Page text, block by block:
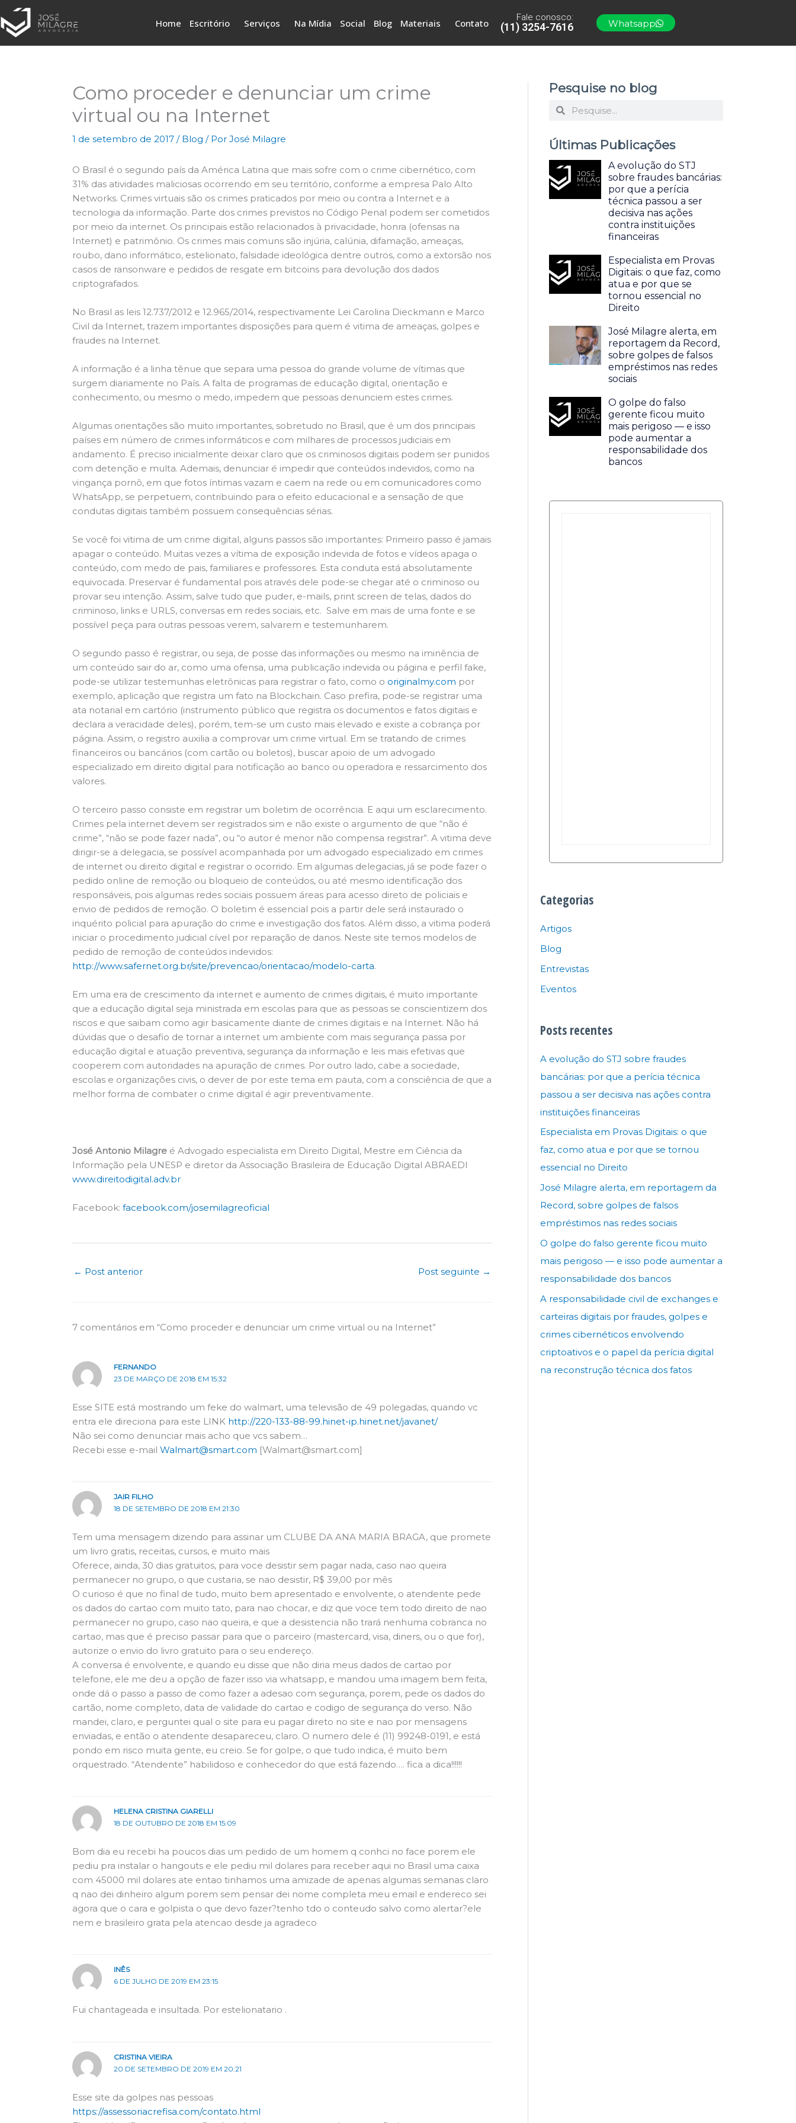
para
conteúdo
Home Escritório Serviços Na Mídia Social Blog Materiais Contato Fale conosco:
(11) 3254-7616 Whatsapp
Como proceder e denunciar um crime
virtual ou na Internet
1 de setembro de 2017 / Blog / Por José Milagre
O Brasil é o segundo país da América Latina que mais sofre com o crime cibernético, com
31% das atividades maliciosas ocorrendo em seu território, conforme a empresa Palo Alto
Networks. Crimes virtuais são os crimes praticados por meio ou contra a Internet e a
tecnologia da informação. Parte dos crimes previstos no Código Penal podem ser cometidos
por meio da internet. Os principais estão relacionados à privacidade, honra (ofensas na
Internet) e patrimônio. Os crimes mais comuns são injúria, calúnia, difamação, ameaças,
roubo, dano informático, estelionato, falsidade ideológica dentre outros, como a extorsão nos
casos de ransonware e pedidos de resgate em bitcoins para devolução dos dados
criptografados.
No Brasil as leis 12.737/2012 e 12.965/2014, respectivamente Lei Carolina Dieckmann e Marco
Civil da Internet, trazem importantes disposições para quem é vitima de ameaças, golpes e
fraudes na Internet.
A informação é a linha tênue que separa uma pessoa do grande volume de vítimas que
surgem diariamente no País. A falta de programas de educação digital, orientação e
conhecimento, ou mesmo o medo, impedem que pessoas denunciem estes crimes.
Algumas orientações são muito importantes, sobretudo no Brasil, que é um dos principais
países em número de crimes informáticos e com milhares de processos judiciais em
andamento. É preciso inicialmente deixar claro que os criminosos digitais podem ser punidos
com detenção e multa. Ademais, denunciar é impedir que conteúdos indevidos, como na
vingança pornô, em que fotos íntimas vazam e caem na rede ou em comunicadores como
WhatsApp, se perpetuem, contribuindo para o efeito educacional e a sensação de que
condutas digitais também possuem consequências sérias.
Se você foi vitima de um crime digital, alguns passos são importantes: Primeiro passo é jamais
apagar o conteúdo. Muitas vezes a vítima de exposição indevida de fotos e vídeos apaga o
conteúdo, com medo de pais, familiares e professores. Esta conduta está absolutamente
equivocada. Preservar é fundamental pois através dele pode-se chegar até o criminoso ou
provar seu intenção. Assim, salve tudo que puder, e-mails, print screen de telas, dados do
criminoso, links e URLS, conversas em redes sociais, etc. Salve em mais de uma fonte e se
possível peça para outras pessoas verem, salvarem e testemunharem.
O segundo passo é registrar, ou seja, de posse das informações ou mesmo na iminência de
um conteúdo sair do ar, como uma ofensa, uma publicação indevida ou página e perfil fake,
pode-se utilizar testemunhas eletrônicas para registrar o fato, como o originalmy.com por
exemplo, aplicação que registra um fato na Blockchain. Caso prefira, pode-se registrar uma
ata notarial em cartório (instrumento público que registra os documentos e fatos digitais e
declara a veracidade deles), porém, tem-se um custo mais elevado e existe a cobrança por
página. Assim, o registro auxilia a comprovar um crime virtual. Em se tratando de crimes
financeiros ou bancários (com cartão ou boletos), buscar apoio de um advogado
especializado em direito digital para notificação ao banco ou operadora e ressarcimento dos
valores.
O terceiro passo consiste em registrar um boletim de ocorrência. E aqui um esclarecimento.
Crimes pela internet devem ser registrados sim e não existe o argumento de que “não é
crime”, “não se pode fazer nada”, ou “o autor é menor não compensa registrar”. A vitima deve
dirigir-se a delegacia, se possível acompanhada por um advogado especializado em crimes
de internet ou direito digital e registrar o ocorrido. Em algumas delegacias, já se pode fazer o
pedido online de remoção ou bloqueio de conteúdos, ou até mesmo identificação dos
responsáveis, pois algumas redes sociais possuem áreas para acesso direto de policiais e
envio de pedidos de remoção. O boletim é essencial pois a partir dele será instaurado o
inquérito policial para apuração do crime e investigação dos fatos. Além disso, a vitima poderá
iniciar o procedimento judicial cível por reparação de danos. Neste site temos modelos de
pedido de remoção de conteúdos indevidos:
http://www.safernet.org.br/site/prevencao/orientacao/modelo-carta.
Em uma era de crescimento da internet e aumento de crimes digitais, é muito importante
que a educação digital seja ministrada em escolas para que as pessoas se conscientizem dos
riscos e que saibam como agir basicamente diante de crimes digitais e na Internet. Não há
dúvidas que o desafio de tornar a internet um ambiente com mais segurança passa por
educação digital e atuação preventiva, segurança da informação e leis mais efetivas que
cooperem com autoridades na apuração de crimes. Por outro lado, cabe a sociedade,
escolas e organizações civis, o dever de por este tema em pauta, com a consciência de que a
melhor forma de combater o crime digital é agir preventivamente.
José Antonio Milagre é Advogado especialista em Direito Digital, Mestre em Ciência da
Informação pela UNESP e diretor da Associação Brasileira de Educação Digital ABRAEDI
www.direitodigital.adv.br
Facebook: facebook.com/josemilagreoficial
← Post anterior Post seguinte →
7 comentários em “Como proceder e denunciar um crime virtual ou na Internet”
FERNANDO
23 DE MARÇO DE 2018 EM 15:32
Esse SITE está mostrando um feke do walmart, uma televisão de 49 polegadas, quando vc
entra ele direciona para este LINK http://220-133-88-99.hinet-ip.hinet.net/javanet/
Não sei como denunciar mais acho que vcs sabem…
Recebi esse e-mail Walmart@smart.com [Walmart@smart.com]
JAIR FILHO
18 DE SETEMBRO DE 2018 EM 21:30
Tem uma mensagem dizendo para assinar um CLUBE DA ANA MARIA BRAGA, que promete
um livro gratis, receitas, cursos, e muito mais
Oferece, ainda, 30 dias gratuitos, para voce desistir sem pagar nada, caso nao queira
permanecer no grupo, o que custaria, se nao desistir, R$ 39,00 por mês
O curioso é que no final de tudo, muito bem apresentado e envolvente, o atendente pede
os dados do cartao com muito tato, para nao chocar, e diz que voce tem todo direito de nao
permanecer no grupo, caso nao queira, e que a desistencia não trará nenhuma cobranca no
cartao, mas que é preciso passar para que o parceiro (mastercard, visa, diners, ou o que for),
autorize o envio do livro gratuito para o seu endereço.
A conversa é envolvente, e quando eu disse que não diria meus dados de cartao por
telefone, ele me deu a opção de fazer isso via whatsapp, e mandou uma imagem bem feita,
onde dá o passo a passo de como fazer a adesao com segurança, porem, pede os dados do
cartão, nome completo, data de validade do cartao e codigo de segurança do verso. Não
mandei, claro, e perguntei qual o site para eu pagar direto no site e nao por mensagens
enviadas, e então o atendente desapareceu, claro. O numero dele é (11) 99248-0191, e está
pondo em risco muita gente, eu creio. Se for golpe, o que tudo indica, é muito bem
orquestrado. “Atendente” habilidoso e conhecedor do que está fazendo…. fica a dica!!!!!!
HELENA CRISTINA GIARELLI
18 DE OUTUBRO DE 2018 EM 15:09
Bom dia eu recebi ha poucos dias um pedido de um homem q conhci no face porem ele
pediu pra instalar o hangouts e ele pediu mil dolares para receber aqui no Brasil uma caixa
com 45000 mil dolares ate entao tinhamos uma amizade de apenas algumas semanas claro
q nao dei dinheiro algum porem sem pensar dei nome completa meu email e endereco sei
agora que o cara e golpista o que devo fazer?tenho tdo o conteudo salvo como alertar?ele
nem e brasileiro grata pela atencao desde ja agradeco
INÊS
6 DE JULHO DE 2019 EM 23:15
Fui chantageada e insultada. Por estelionatario .
CRISTINA VIEIRA
20 DE SETEMBRO DE 2019 EM 20:21
Esse site da golpes nas pessoas
https://assessoriacrefisa.com/contato.html
Pesquise no blog
s
q
u
i
s
q
u
i
Últimas Publicações
A evolução do STJ
sobre fraudes bancárias:
por que a perícia
técnica passou a ser
decisiva nas ações
contra instituições
financeiras
Especialista em Provas
Digitais: o que faz, como
atua e por que se
tornou essencial no
Direito
José Milagre alerta, em
reportagem da Record,
sobre golpes de falsos
empréstimos nas redes
sociais
O golpe do falso
gerente ficou muito
mais perigoso — e isso
pode aumentar a
responsabilidade dos
bancos
Categorias
Artigos
Blog
Entrevistas
Eventos
Posts recentes
A evolução do STJ sobre fraudes
bancárias: por que a perícia técnica
passou a ser decisiva nas ações contra
instituições financeiras
Especialista em Provas Digitais: o que
faz, como atua e por que se tornou
essencial no Direito
José Milagre alerta, em reportagem da
Record, sobre golpes de falsos
empréstimos nas redes sociais
O golpe do falso gerente ficou muito
mais perigoso — e isso pode aumentar a
responsabilidade dos bancos
A responsabilidade civil de exchanges e
carteiras digitais por fraudes, golpes e
crimes cibernéticos envolvendo
criptoativos e o papel da perícia digital
na reconstrução técnica dos fatos